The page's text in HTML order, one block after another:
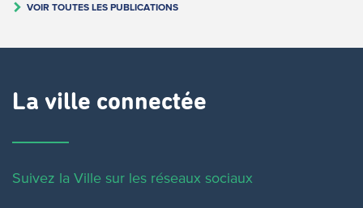
VOIR TOUTES LES PUBLICATIONS
La ville connectée
Suivez la Ville sur les réseaux sociaux